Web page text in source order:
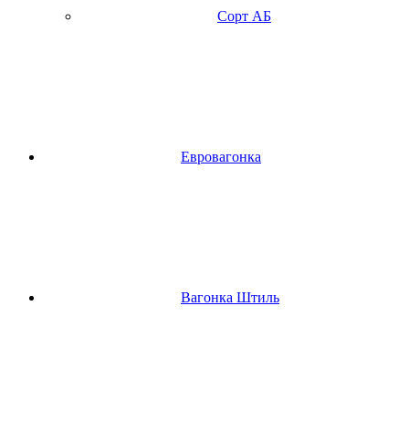
Сорт АБ
Евровагонка
Вагонка Штиль